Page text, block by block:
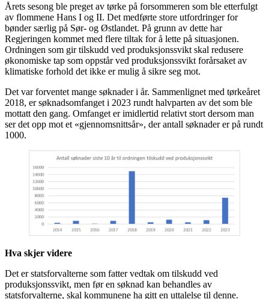
Årets sesong ble preget av tørke på forsommeren som ble etterfulgt
av flommene Hans I og II. Det medførte store utfordringer for
bønder særlig på Sør- og Østlandet. På grunn av dette har
Regjeringen kommet med flere tiltak for å lette på situasjonen.
Ordningen som gir tilskudd ved produksjonssvikt skal redusere
økonomiske tap som oppstår ved produksjonssvikt forårsaket av
klimatiske forhold det ikke er mulig å sikre seg mot.
Det var forventet mange søknader i år. Sammenlignet med tørkeåret
2018, er søknadsomfanget i 2023 rundt halvparten av det som ble
mottatt den gang. Omfanget er imidlertid relativt stort dersom man
ser det opp mot et «gjennomsnittsår», der antall søknader er på rundt
1000.
Hva skjer videre
Det er statsforvalterne som fatter vedtak om tilskudd ved
produksjonssvikt, men før en søknad kan behandles av
statsforvalterne, skal kommunene ha gitt en uttalelse til denne.